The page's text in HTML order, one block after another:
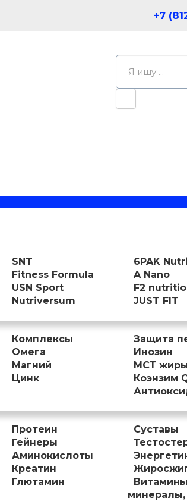
+7
SNT
Fitness Formula
USN Sport
Nutriversum
6PAK
A Nano
F2
JUST FIT
Комплексы
Омега
Магний
Цинк
Защита
Инозин
МСТ
Коэнзим
Протеин
Гейнеры
Аминокислоты
Креатин
Глютамин
Суставы
минералы,